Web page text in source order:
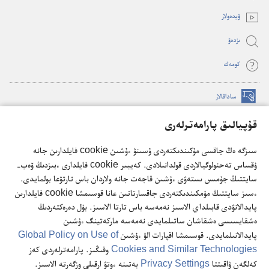
قۇپيالىق پارامەترلەرى
سىزگە ەڭ جاقسى مۇكىندىكتەردى ۇسىنۋ ءۇشىن cookie فايلدارىن جانە
ۇقساس تەحنولوگيالاردى قولدانىلادى. كەيبىر cookie فايلدارى ءبىزدىڭ ۆەب-
سايتتىڭ جۇمىس ىستەۋى ءۇشىن قاجەت جانە ولاردان باس تارتۋعا بولمايدى.
ءسىز سايتتىڭ مۇمكىندىكتەردى جاقسارتاتىن عانا قوسىمشا cookie فايلدارىن
پايدالانۋدى قابىلداي الاسىز نەمەسە باس تارتا الاسىز. بۇل دەرەكتەردىڭ
ەشقايسىسى ەشقاشان ساتىلمايدى نەمەسە ماركەتينگ ءۇشىن
پايدالانىلمايدى. قوسىمشا اقپارات الۋ ءۇشىنGlobal Policy on Use of
Cookies and Similar Technologies وقىڭىز. پارامەترلەردى كەز
كەلگەن ۋاقىتتا Privacy Settings بەتىنە ءوتۋ ارقىلى وزگەرتە الاسىز.
ۆيدە‌ولار
ىزدە‌ۋ
كومە‌ك
ساداقالار
(opens
window) كۇزەت مۇناراسىنىڭ تورداعى كىتاپحاناسى
new
window)
JW Hub
®
(opens
new
window)
JW Library
Copyright© 2026 Watch Tower Bible and Tract Society of Pennsylvania.